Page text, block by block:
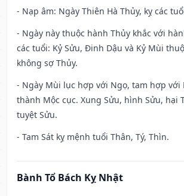
- Nạp âm: Ngày Thiên Hà Thủy, kỵ các
- Ngày này thuộc hành Thủy khắc với
các tuổi: Kỷ Sửu, Đinh Dậu và Kỷ Mùi
không sợ Thủy.
- Ngày Mùi lục hợp với Ngọ, tam hợp với
thành Mộc cục. Xung Sửu, hình Sửu, hại
tuyệt Sửu.
- Tam Sát kỵ mệnh tuổi Thân, Tý, Thìn.
Bành Tổ Bách Kỵ Nhật